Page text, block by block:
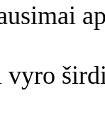
vyro